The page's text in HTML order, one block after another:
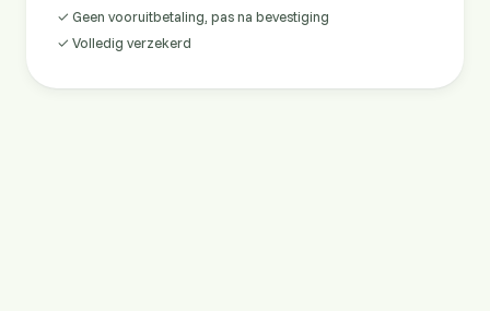
✓ Geen vooruitbetaling, pas na bevestiging
✓ Volledig verzekerd